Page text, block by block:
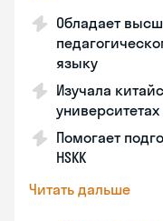
Обладает
языку
Изучала
университетах
Помогает
HSKK
Читать дальше